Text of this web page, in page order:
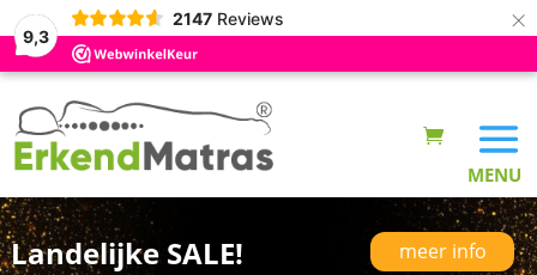
9,3
2147 Reviews ×
Landelijke SALE! meer info